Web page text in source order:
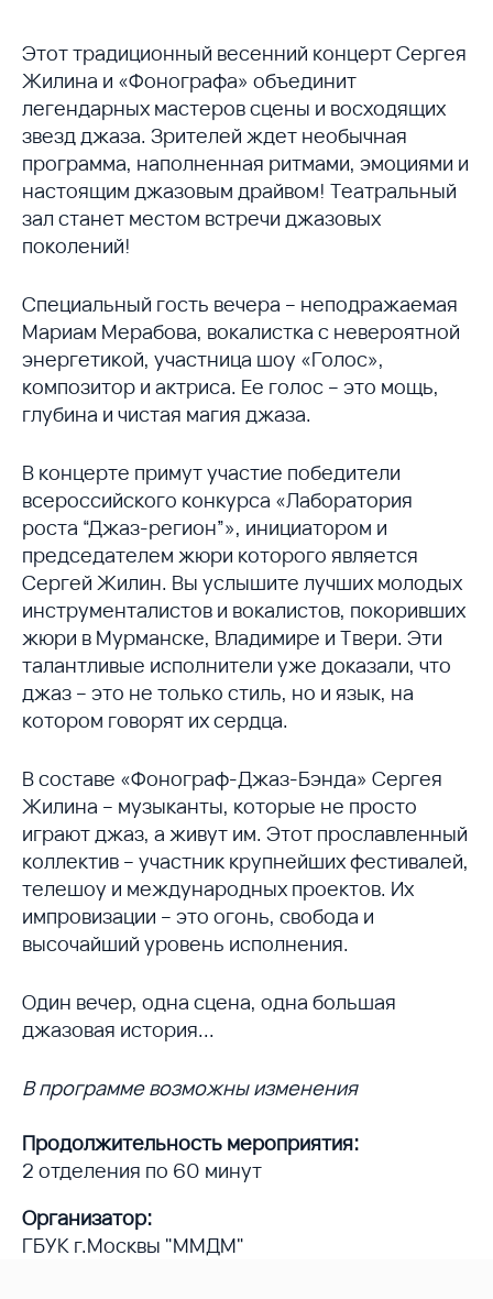
Этот традиционный весенний концерт Сергея
Жилина и «Фонографа» объединит
легендарных мастеров сцены и восходящих
звезд джаза. Зрителей ждет необычная
программа, наполненная ритмами, эмоциями и
настоящим джазовым драйвом! Театральный
зал станет местом встречи джазовых
поколений!
Специальный гость вечера – неподражаемая
Мариам Мерабова, вокалистка с невероятной
энергетикой, участница шоу «Голос»,
композитор и актриса. Ее голос – это мощь,
глубина и чистая магия джаза.
В концерте примут участие победители
всероссийского конкурса «Лаборатория
роста “Джаз-регион”», инициатором и
председателем жюри которого является
Сергей Жилин. Вы услышите лучших молодых
инструменталистов и вокалистов, покоривших
жюри в Мурманске, Владимире и Твери. Эти
талантливые исполнители уже доказали, что
джаз – это не только стиль, но и язык, на
котором говорят их сердца.
В составе «Фонограф-Джаз-Бэнда» Сергея
Жилина – музыканты, которые не просто
играют джаз, а живут им. Этот прославленный
коллектив – участник крупнейших фестивалей,
телешоу и международных проектов. Их
импровизации – это огонь, свобода и
высочайший уровень исполнения.
Один вечер, одна сцена, одна большая
джазовая история...
В программе возможны изменения
Продолжительность мероприятия:
2 отделения по 60 минут
Организатор:
ГБУК г.Москвы "ММДМ"